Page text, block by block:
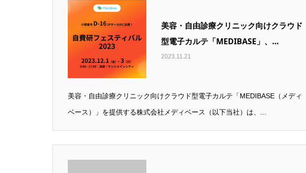
美容・自由診療クリニック向けクラウド
型電子カルテ「MEDIBASE」、…
2023.11.21
美容・自由診療クリニック向けクラウド型電子カルテ「MEDIBASE（メディ
ベース）」を提供する株式会社メディベース（以下当社）は、...